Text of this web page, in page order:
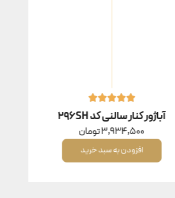
آباژور کنار سالنی کد 296SH
3,934,500تومان
افزودن به سبد خرید